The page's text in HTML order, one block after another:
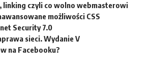
linking czyli co wolno webmasterowi
możliwości CSS
Security 7.0
sieci. Wydanie V
na Facebooku?